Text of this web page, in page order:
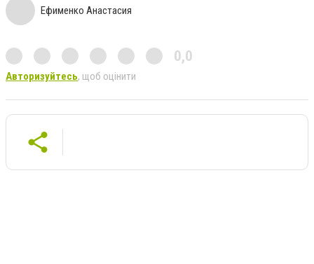
Ефименко Анастасия
0,0
Авторизуйтесь, щоб оцінити